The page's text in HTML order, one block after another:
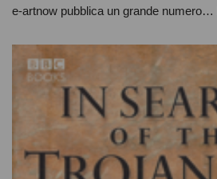
e-artnow pubblica un grande numero…